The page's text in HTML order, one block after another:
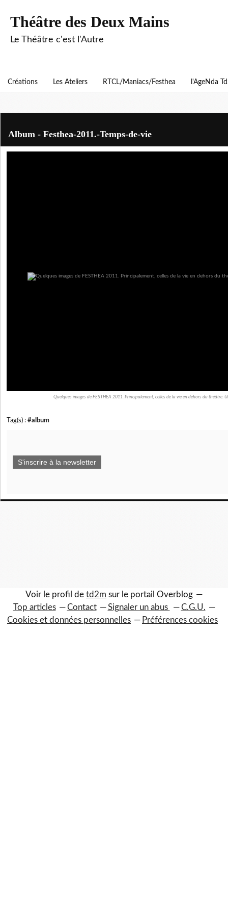
Théâtre des Deux Mains
Le Théâtre c'est l'Autre
Créations Les Ateliers RTCL/Maniacs/Festhea l'AgeNda
Album - Festhea-2011.-Temps-de-vie
Quelques images de FESTHEA 2011. Principalement, celles de la vie en dehors du théâtre.
Tag(s) : #album
S'inscrire à la newsletter
Voir le profil de td2m sur le portail Overblog
Top articles
Contact Signaler un abus
C.G.U.
Cookies et données personnelles
Préférences cookies